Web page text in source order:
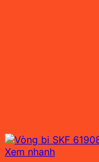
Xem nhanh